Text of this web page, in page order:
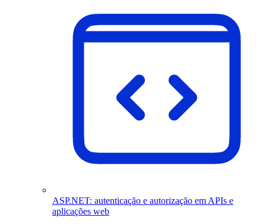
ASP.NET: autenticação e autorização em APIs e
aplicações web